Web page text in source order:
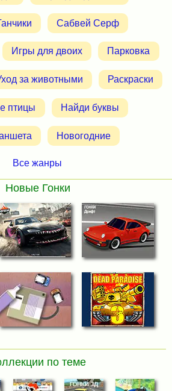
Сабвей Серф
Игры для двоих Парковка
за животными Раскраски
птицы Найди буквы
Новогодние
Все жанры
Новые Гонки
по теме